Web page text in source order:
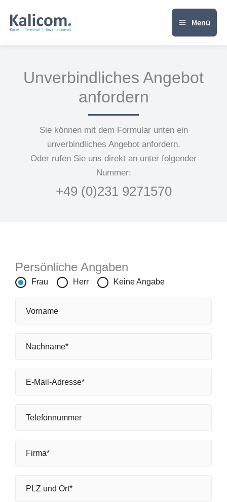
Inhalt
springen
Menü
Unverbindliches Angebot
anfordern
Sie können mit dem Formular unten ein
unverbindliches Angebot anfordern.
Oder rufen Sie uns direkt an unter folgender
Nummer:
+49 (0)231 9271570
Persönliche Angaben
Frau Herr Keine Angabe